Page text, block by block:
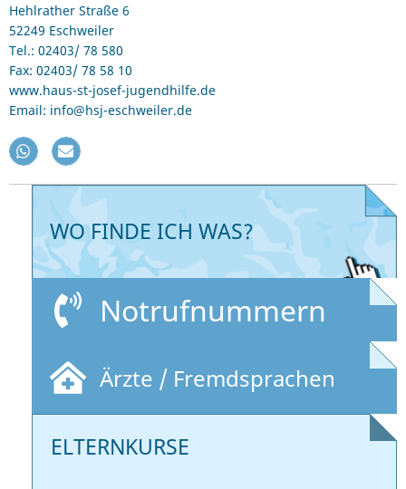
Hehlrather Straße 6
52249 Eschweiler
Tel.: 02403/ 78 580
Fax: 02403/ 78 58 10
www.haus-st-josef-jugendhilfe.de
Email: info@hsj-eschweiler.de
WO FINDE ICH WAS?
Notrufnummern
Ärzte / Fremdsprachen
ELTERNKURSE